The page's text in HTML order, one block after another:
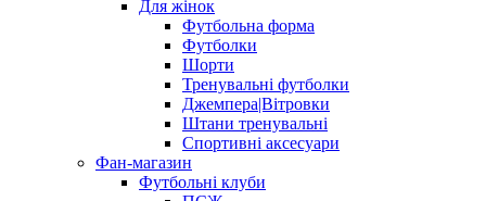
Для жінок
Футбольна форма
Футболки
Шорти
Тренувальні футболки
Джемпера|Вітровки
Штани тренувальні
Спортивні аксесуари
Фан-магазин
Футбольні клуби